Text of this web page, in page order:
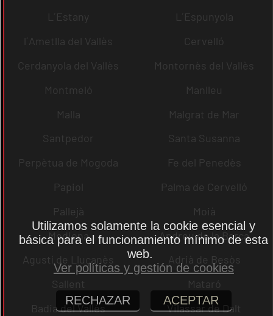
L´Estany
L´Espunyola
l´Ametlla del Vallès
Cervelló
Cerdanyola del Vallès
Montornès del Vallès
Montmeló
Manlleu
Malla
Malgrat de Mar
Santpedor
Santa Susanna
Perpètua de Mogoda
Fe del Penedès
Papiol
Palma de Cervelló
Pallejà
Moià
Mediona
Andreu de la Barca
Agustí de Lluçanès
Adrià de Besòs
Sallent
Mataró
Badia del Vallès
Vilassar de Dalt
Utilizamos solamente la cookie esencial y
básica para el funcionamiento mínimo de esta
web.
Ver políticas y gestión de cookies
RECHAZAR ACEPTAR